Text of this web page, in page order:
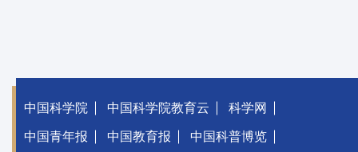
中国科学院 中国科学院教育云 科学网
中国青年报 中国教育报 中国科普博览